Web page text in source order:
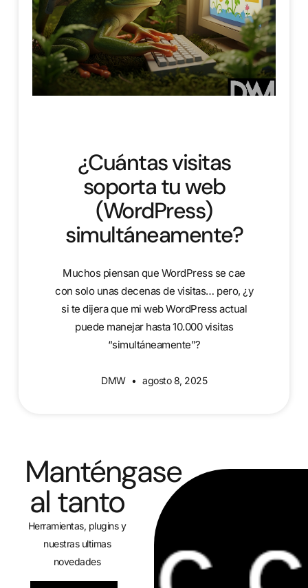
¿Cuántas visitas
soporta tu web
(WordPress)
simultáneamente?
Muchos piensan que WordPress se cae
con solo unas decenas de visitas… pero, ¿y
si te dijera que mi web WordPress actual
puede manejar hasta 10.000 visitas
“simultáneamente”?
DMW agosto 8, 2025
Manténgase
al tanto
Herramientas, plugins y
nuestras ultimas
novedades